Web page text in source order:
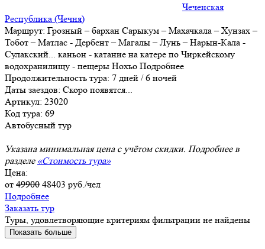
Чеченская
Республика (Чечня)
Маршрут: Грозный – бархан Сарыкум – Махачкала – Хунзах –
Тобот – Матлас - Дербент – Магалы – Лунь – Нарын-Кала -
Сулакский... каньон - катание на катере по Чиркейскому
водохранилищу - пещеры Нохъо Подробнее
Продолжительность тура: 7 дней / 6 ночей
Даты заездов: Скоро появятся...
Артикул: 23020
Код тура: 69
Автобусный тур
Указана минимальная цена с учётом скидки. Подробнее в
разделе «Стоимость тура»
Цена:
от 49900 48403 руб./чел
Подробнее
Заказать тур
Туры, удовлетворяющие критериям фильтрации не найдены
Показать больше